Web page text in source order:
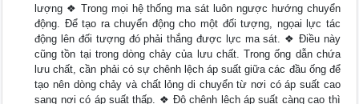
lượng ❖ Trong mọi hệ thống ma sát luôn ngược hướng chuyển
động. Để tạo ra chuyển động cho một đối tượng, ngọai lực tác
động lên đối tượng đó phải thắng được lực ma sát. ❖ Điều này
cũng tồn tại trong dòng chảy của lưu chất. Trong ống dẫn chứa
lưu chất, cần phải có sự chênh lệch áp suất giữa các đầu ống để
tạo nên dòng chảy và chất lỏng di chuyển từ nơi có áp suất cao
sang nơi có áp suất thấp. ❖ Độ chênh lệch áp suất càng cao thì